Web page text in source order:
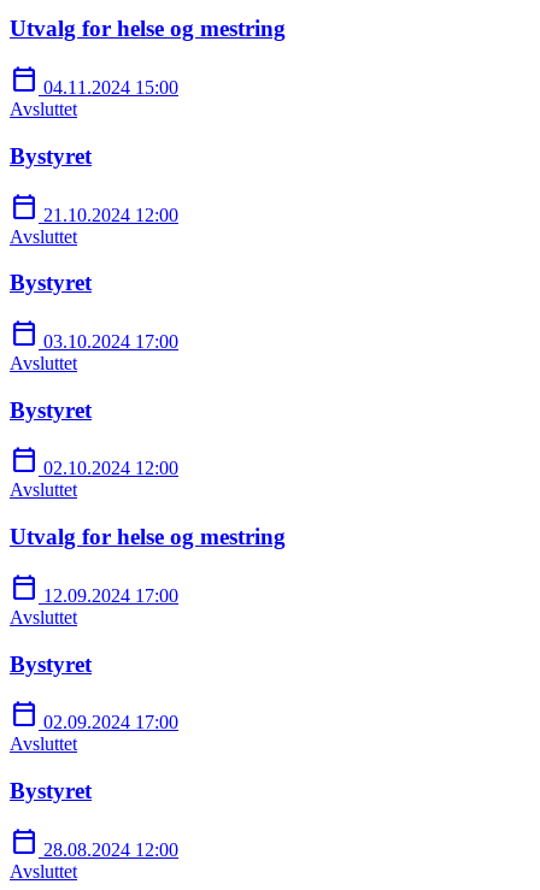
Utvalg for helse og mestring
calendar_today 04.11.2024 15:00
Avsluttet
Bystyret
calendar_today 21.10.2024 12:00
Avsluttet
Bystyret
calendar_today 03.10.2024 17:00
Avsluttet
Bystyret
calendar_today 02.10.2024 12:00
Avsluttet
Utvalg for helse og mestring
calendar_today 12.09.2024 17:00
Avsluttet
Bystyret
calendar_today 02.09.2024 17:00
Avsluttet
Bystyret
calendar_today 28.08.2024 12:00
Avsluttet